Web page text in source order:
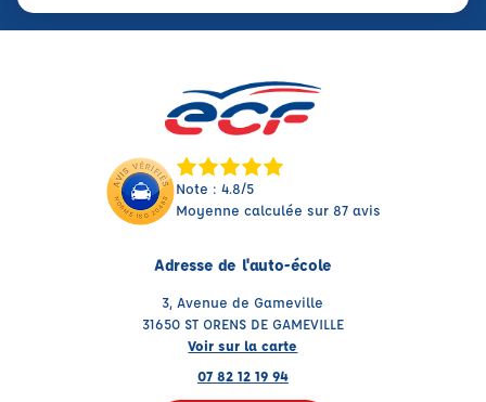
Note : 4.8/5
Moyenne calculée sur 87 avis
Adresse de l'auto-école
3, Avenue de Gameville
31650 ST ORENS DE GAMEVILLE
Voir sur la carte
07 82 12 19 94